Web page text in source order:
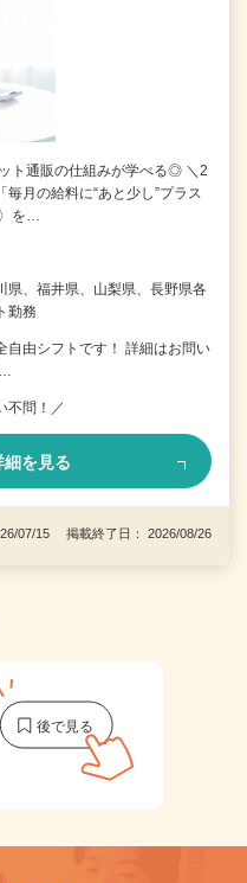
ト通販の仕組みが学べる◎ ＼2
月の給料に“あと少し”プラス
を…
県、福井県、山梨県、長野県各
勤務
自由シフトです！ 詳細はお問い
…
不問！／
細を見る
07/15 掲載終了日： 2026/08/26